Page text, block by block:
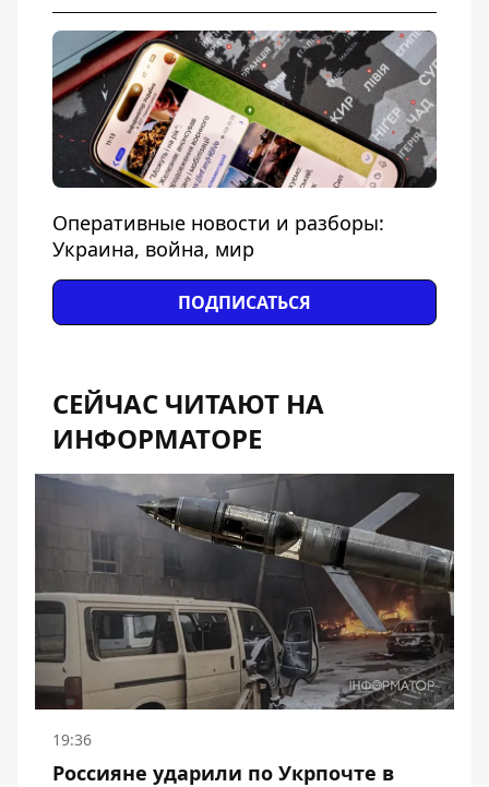
Оперативные новости и разборы:
Украина, война, мир
ПОДПИСАТЬСЯ
СЕЙЧАС ЧИТАЮТ НА
ИНФОРМАТОРЕ
19:36
Россияне ударили по Укрпочте в